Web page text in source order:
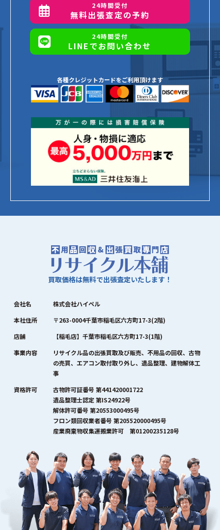
24時間受付
無料出張査定の予約
24時間受付
LINEでお問い合わせ
各種クレジットカードをご利用頂けます
買取価格は無料で出張査定いたします！
会社名
株式会社ハイペル
本社住所
〒263-0004千葉市稲毛区六方町17-3(2階)
店舗
【稲毛店】千葉市稲毛区六方町17-3(1階)
事業内容
リサイクル品の出張買取及び販売、不用品の回収、古物
の売買、エアコン取付取り外し、遺品整理、建物解体工
事
資格許可
古物許可証番号 第441420001722
遺品整理士認定 第IS24922号
解体許可番号 第20553000495号
フロン類回収業者番号 第205520000495号
産業廃棄物収集運搬業許可 第01200235128号